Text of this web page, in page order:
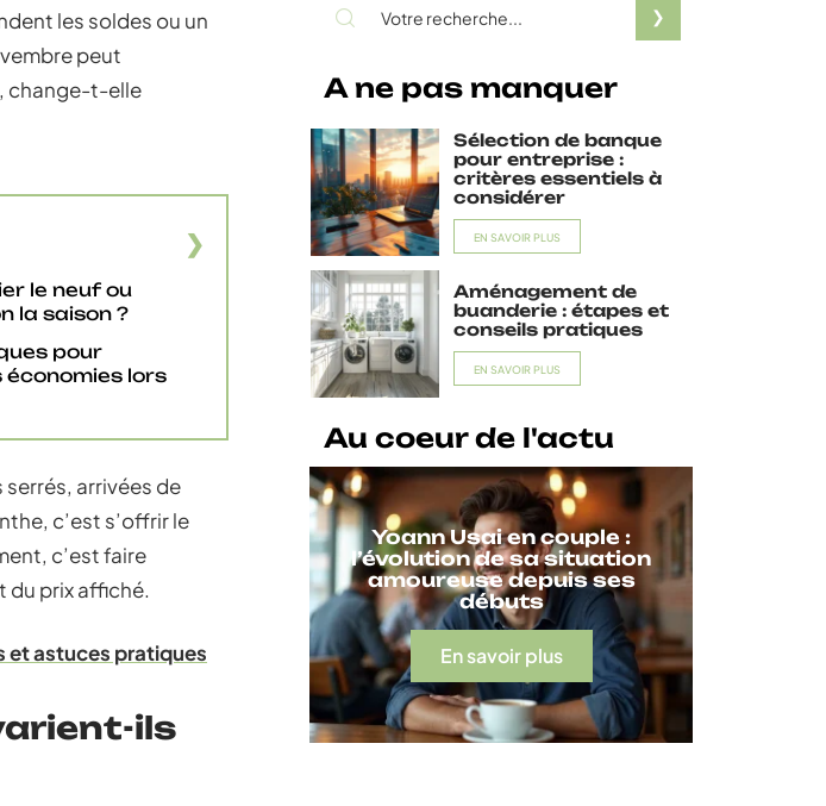
les soldes ou un
peut
change-t-elle
le neuf ou
la saison ?
pour
lors
arrivées de
c’est s’offrir le
c’est faire
du prix affiché.
et astuces pratiques
ils
A ne pas manquer
Sélection de banque
pour entreprise :
critères essentiels à
considérer
EN SAVOIR PLUS
Aménagement de
buanderie : étapes et
conseils pratiques
EN SAVOIR PLUS
Au coeur de l'actu
Yoann Usai en couple :
l’évolution de sa situation
amoureuse depuis ses
débuts
En savoir plus